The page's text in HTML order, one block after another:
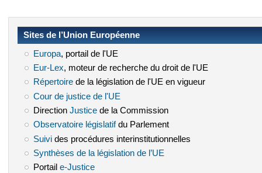
Sites de l’Union Européenne
Europa(le lien est externe)
, portail de l'UE
Eur-Lex (le lien est externe)
, moteur de recherche du droit de l'UE
Répertoire(le lien est externe)
de la législation de l'UE en vigueur
Cour de justice de l'UE
Direction Justice(le lien est externe)
de la Commission
Observatoire législatif(le lien est externe)
du Parlement
Suivi(le lien est externe)
des procédures interinstitutionnelles
Synthèses de la législation de l’UE
Portail e-Justice(le lien est externe)